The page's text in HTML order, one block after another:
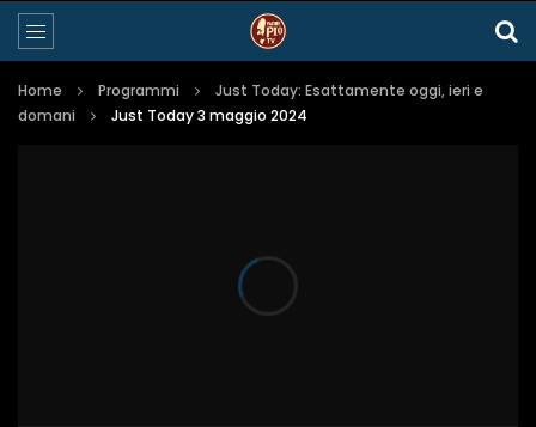
Home Programmi
Just Today: Esattamente oggi, ieri e
domani
Just Today 3 maggio 2024